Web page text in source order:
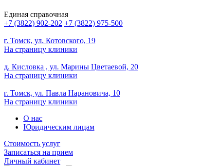
Единая справочная
+7 (3822) 902-202 +7 (3822) 975-500
г. Томск, ул. Котовского, 19
На страницу клиники
д. Кисловка , ул. Марины Цветаевой, 20
На страницу клиники
г. Томск, ул. Павла Нарановича, 10
На страницу клиники
О нас
Юридическим лицам
Стоимость услуг
Записаться на прием
Личный кабинет